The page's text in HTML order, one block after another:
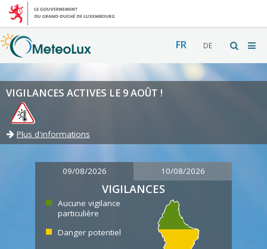
FR DE
VIGILANCES ACTIVES LE 9 AOÛT !
Plus d'informations
09/08/2026 10/08/2026
VIGILANCES
Aucune vigilance
particulière
Danger potentiel